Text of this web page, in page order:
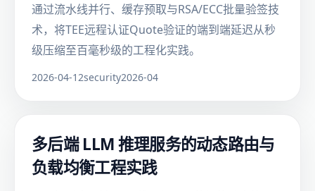
通过流水线并行、缓存预取与RSA/ECC批量验签技
术，将TEE远程认证Quote验证的端到端延迟从秒
级压缩至百毫秒级的工程化实践。
2026-04-12security2026-04
多后端 LLM 推理服务的动态路由与
负载均衡工程实践